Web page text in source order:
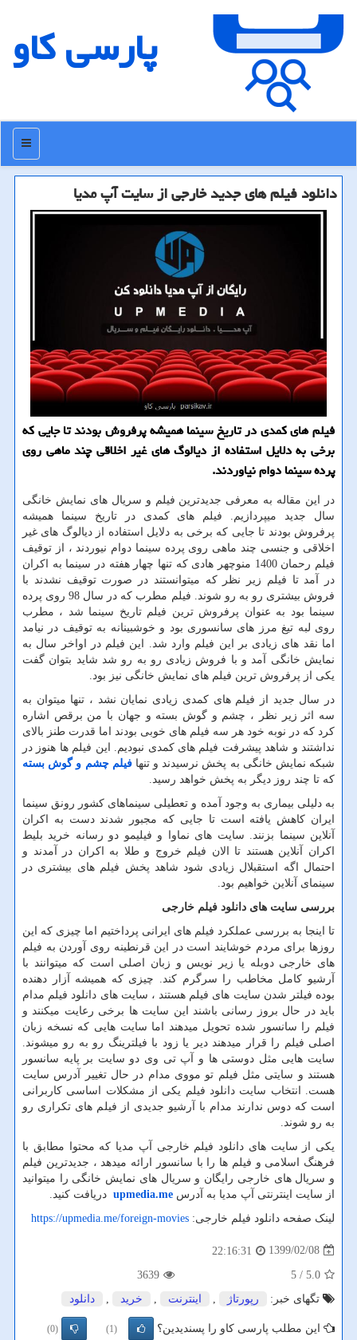
پارسی كاو
منو
دانلود فیلم های جدید خارجی از سایت آپ مدیا
فیلم های كمدی در تاریخ سینما همیشه پرفروش بودند تا جایی كه
برخی به دلایل استفاده از دیالوگ های غیر اخلاقی چند ماهی روی
پرده سینما دوام نیاوردند.
در این مقاله به معرفی جدیدترین فیلم و سریال های نمایش خانگی
سال جدید میپردازیم. فیلم های کمدی در تاریخ سینما همیشه
پرفروش بودند تا جایی که برخی به دلایل استفاده از دیالوگ های غیر
اخلاقی و جنسی چند ماهی روی پرده سینما دوام نیوردند ، از توقیف
فیلم رحمان 1400 منوچهر هادی که تنها چهار هفته در سینما به اکران
در آمد تا فیلم زیر نظر که میتوانستند در صورت توقیف نشدند با
فروش بیشتری رو به رو شوند. فیلم مطرب که در سال 98 روی پرده
سینما بود به عنوان پرفروش ترین فیلم تاریخ سینما شد ، مطرب
روی لبه تیغ مرز های سانسوری بود و خوشبینانه به توقیف در نیامد
اما نقد های زیادی بر این فیلم وارد شد. این فیلم در اواخر سال به
نمایش خانگی آمد و با فروش زیادی رو به رو شد شاید بتوان گفت
یکی از پرفروش ترین فیلم های نمایش خانگی نیز بود.
در سال جدید از فیلم های کمدی زیادی نمایان نشد ، تنها میتوان به
سه اثر زیر نظر ، چشم و گوش بسته و جهان با من برقص اشاره
کرد که در نوبه خود هر سه فیلم های خوبی بودند اما قدرت طنز بالای
نداشتند و شاهد پیشرفت فیلم های کمدی نبودیم. این فیلم ها هنوز در
شبکه نمایش خانگی به پخش نرسیدند و تنهافیلم چشم و گوش بسته
که تا چند روز دیگر به پخش خواهد رسید.
به دلیلی بیماری به وجود آمده و تعطیلی سینماهای کشور رونق سینما
ایران کاهش یافته است تا جایی که مجبور شدند دست به اکران
آنلاین سینما بزنند. سایت های نماوا و فیلیمو دو رسانه خرید بلیط
اکران آنلاین هستند تا الان فیلم خروج و طلا به اکران در آمدند و
احتمال اگه استقبلال زیادی شود شاهد پخش فیلم های بیشتری در
سینمای آنلاین خواهیم بود.
بررسی سایت های دانلود فیلم خارجی
تا اینجا به بررسی عملکرد فیلم های ایرانی پرداختیم اما چیزی که این
روزها برای مردم خوشایند است در این قرنطینه روی آوردن به فیلم
های خارجی دوبله یا زیر نویس و زبان اصلی است که میتوانند با
آرشیو کامل مخاطب را سرگرم کند. چیزی که همیشه آزار دهنده
بوده فیلتر شدن سایت های فیلم هستند ، سایت های دانلود فیلم مدام
باید در حال بروز رسانی باشند این سایت ها برخی رعایت میکنند و
فیلم را سانسور شده تحویل میدهند اما سایت هایی که نسخه زبان
اصلی فیلم را قرار میدهند دیر یا زود با فیلترینگ رو به رو میشوند.
سایت هایی مثل دوستی ها و آپ تی وی دو سایت بر پایه سانسور
هستند و سایتی مثل فیلم تو مووی مدام در حال تغییر آدرس سایت
هست. انتخاب سایت دانلود فیلم یکی از مشکلات اساسی کاربرانی
است که دوس ندارند مدام با آرشیو جدیدی از فیلم های تکراری رو
به رو شوند.
یکی از سایت های دانلود فیلم خارجی آپ مدیا که محتوا مطابق با
فرهنگ اسلامی و فیلم ها را با سانسور ارائه میدهد ، جدیدترین فیلم
و سریال های خارجی رایگان و سریال های نمایش خانگی را میتوانید
از سایت اینترنتی آپ مدیا به آدرس upmedia.me دریافت کنید.
لینک صفحه دانلود فیلم خارجی: https://upmedia.me/foreign-movies
1399/02/08
22:16:31
5.0
/ 5
3639
تگهای خبر:
رپورتاژ اینترنت خرید دانلود
این مطلب پارسی کاو را پسندیدین؟ (1)
(0)